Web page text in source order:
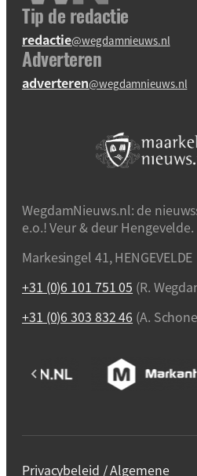
Tip de redactie
redactie@wegdamnieuws.nl
Adverteren
adverteren@wegdamnieuws.nl
WegdamNieuws.nl: de
e.o.! Veur & deur Hengevelde.
Markesingel 41, HENGEVELDE
+31 (0)6 101 751 05 (R.
+31 (0)6 303 832 46 (A.
Privacybeleid / Algemene